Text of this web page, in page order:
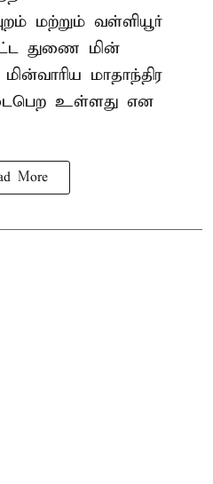
மற்றும் வள்ளியூர்
துணை மின்
மாதாந்திர
உள்ளது என
More